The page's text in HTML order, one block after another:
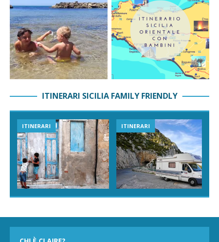
ITINERARI SICILIA FAMILY FRIENDLY
ITINERARI ITINERARI